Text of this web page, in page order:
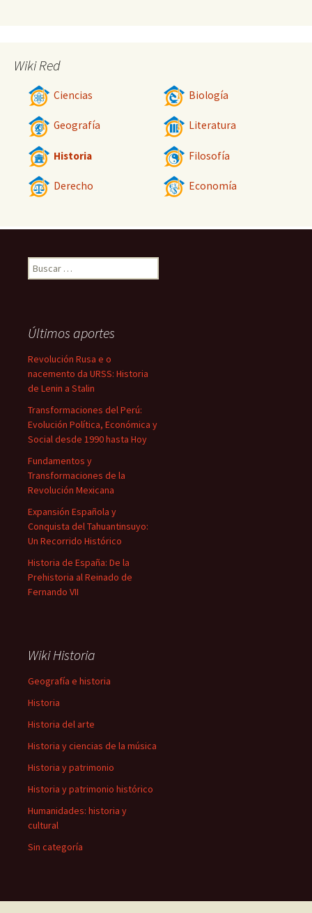
Wiki Red
Ciencias Biología
Geografía Literatura
Historia Filosofía
Derecho Economía
Buscar:
Últimos aportes
Revolución Rusa e o
nacemento da URSS: Historia
de Lenin a Stalin
Transformaciones del Perú:
Evolución Política, Económica y
Social desde 1990 hasta Hoy
Fundamentos y
Transformaciones de la
Revolución Mexicana
Expansión Española y
Conquista del Tahuantinsuyo:
Un Recorrido Histórico
Historia de España: De la
Prehistoria al Reinado de
Fernando VII
Wiki Historia
Geografía e historia
Historia
Historia del arte
Historia y ciencias de la música
Historia y patrimonio
Historia y patrimonio histórico
Humanidades: historia y
cultural
Sin categoría